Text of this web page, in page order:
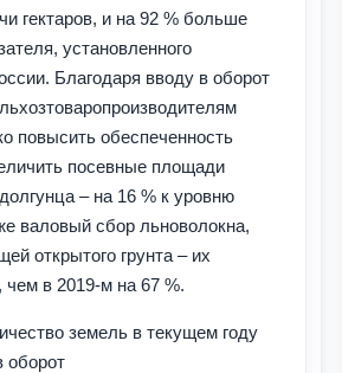
гектаров, и на 92 % больше
установленного
Благодаря вводу в оборот
повысить обеспеченность
посевные площади
– на 16 % к уровню
валовый сбор льноволокна,
открытого грунта – их
в 2019-м на 67 %.
земель в текущем году
оборот